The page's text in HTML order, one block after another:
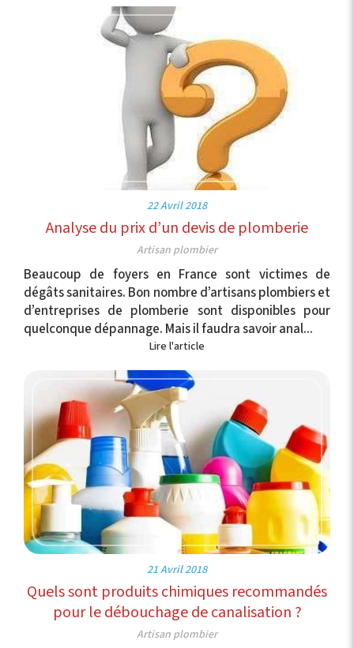
22 Avril 2018
Analyse du prix d’un devis de plomberie
Artisan plombier
Beaucoup de foyers en France sont victimes de
dégâts sanitaires. Bon nombre d’artisans plombiers et
d’entreprises de plomberie sont disponibles pour
quelconque dépannage. Mais il faudra savoir anal...
Lire l'article
21 Avril 2018
Quels sont produits chimiques recommandés
pour le débouchage de canalisation ?
Artisan plombier